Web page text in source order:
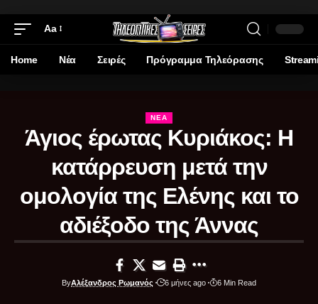
Aa
Home Νέα Σειρές Πρόγραμμα Τηλεόρασης
ΝΈΑ
Άγιος έρωτας Κυριάκος: Η
κατάρρευση μετά την
ομολογία της Ελένης και το
αδιέξοδο της Άννας
ByΑλέξανδρος Ρωμανός 6 μήνες ago 6 Min Read